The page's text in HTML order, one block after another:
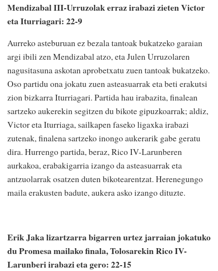
Mendizabal III-Urruzolak erraz irabazi zieten Victor
eta Iturriagari: 22-9
Aurreko asteburuan ez bezala tantoak bukatzeko garaian
argi ibili zen Mendizabal atzo, eta Julen Urruzolaren
nagusitasuna askotan aprobetxatu zuen tantoak bukatzeko.
Oso partidu ona jokatu zuen asteasuarrak eta beti erakutsi
zion bizkarra Iturriagari. Partida hau irabazita, finalean
sartzeko aukerekin segitzen du bikote gipuzkoarrak; aldiz,
Victor eta Iturriaga, sailkapen faseko ligaxka irabazi
zutenak, finalena sartzeko inongo aukerarik gabe geratu
dira. Hurrengo partida, beraz, Rico IV-Larunberen
aurkakoa, erabakigarria izango da asteasuarrak eta
antzuolarrak osatzen duten bikotearentzat. Herenegungo
maila erakusten badute, aukera asko izango dituzte.
Erik Jaka lizartzarra bigarren urtez jarraian jokatuko
du Promesa mailako finala, Tolosarekin Rico IV-
Larunberi irabazi eta gero: 22-15